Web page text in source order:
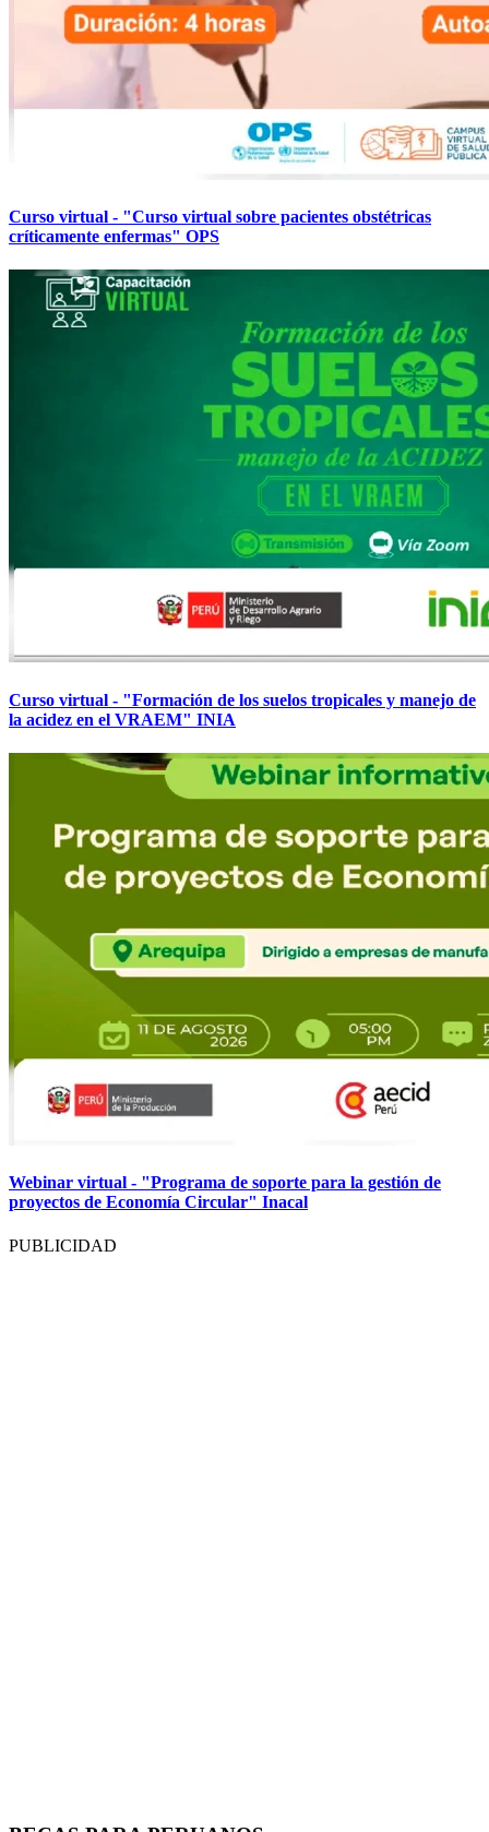
Curso virtual - "Curso virtual sobre pacientes obstétricas
críticamente enfermas" OPS
Curso virtual - "Formación de los suelos tropicales y manejo de
la acidez en el VRAEM" INIA
Webinar virtual - "Programa de soporte para la gestión de
proyectos de Economía Circular" Inacal
PUBLICIDAD